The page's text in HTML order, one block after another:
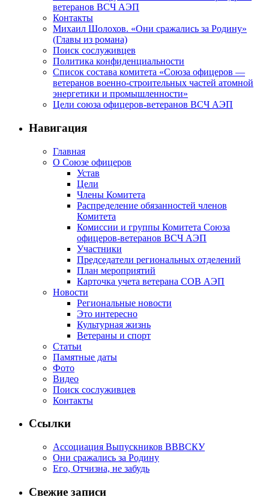
ветеранов ВСЧ АЭП
Контакты
Михаил Шолохов. «Они сражались за Родину»
(Главы из романа)
Поиск сослуживцев
Политика конфиденциальности
Список состава комитета «Союза офицеров —
ветеранов военно-строительных частей атомной
энергетики и промышленности»
Цели союза офицеров-ветеранов ВСЧ АЭП
Навигация
Главная
О Союзе офицеров
Устав
Цели
Члены Комитета
Распределение обязанностей членов
Комитета
Комиссии и группы Комитета Союза
офицеров-ветеранов ВСЧ АЭП
Участники
Председатели региональных отделений
План мероприятий
Карточка учета ветерана CОВ АЭП
Новости
Региональные новости
Это интересно
Культурная жизнь
Ветераны и спорт
Статьи
Памятные даты
Фото
Видео
Поиск сослуживцев
Контакты
Ссылки
Ассоциация Выпускников ВВВСКУ
Они сражались за Родину
Его, Отчизна, не забудь
Свежие записи